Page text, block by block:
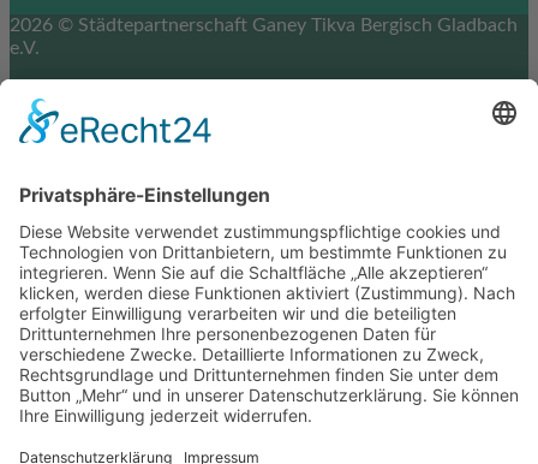
2026 © Städtepartnerschaft Ganey Tikva Bergisch Gladbach
e.V.
Datenschutz
Cookie-Einstellungen
to
top